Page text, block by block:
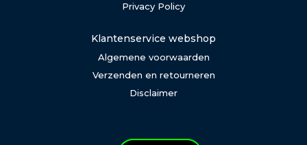
Privacy Policy
Klantenservice webshop
Algemene voorwaarden
Verzenden en retourneren
Disclaimer